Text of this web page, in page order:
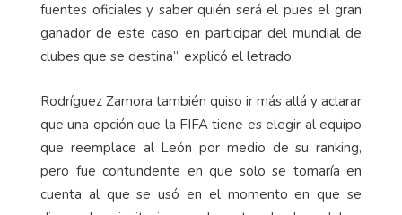
fuentes oficiales y saber quién será el pues el gran
ganador de este caso en participar del mundial de
clubes que se destina”, explicó el letrado.
Rodríguez Zamora también quiso ir más allá y aclarar
que una opción que la FIFA tiene es elegir al equipo
que reemplace al León por medio de su ranking,
pero fue contundente en que solo se tomaría en
cuenta al que se usó en el momento en que se